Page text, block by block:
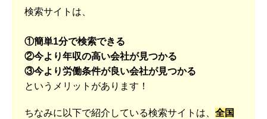
検索サイトは、
①簡単1分で検索できる
②今より年収の高い会社が見つかる
③今より労働条件が良い会社が見つかる
というメリットがあります！
ちなみに以下で紹介している検索サイトは、 全国